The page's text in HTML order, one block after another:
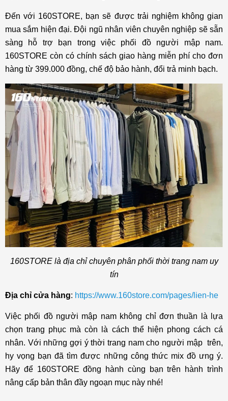
Đến với 160STORE, bạn sẽ được trải nghiệm không gian
mua sắm hiện đại. Đội ngũ nhân viên chuyên nghiệp sẽ sẵn
sàng hỗ trợ bạn trong việc phối đồ người mập nam.
160STORE còn có chính sách giao hàng miễn phí cho đơn
hàng từ 399.000 đồng, chế độ bảo hành, đổi trả minh bạch.
160STORE là địa chỉ chuyên phân phối thời trang nam uy
tín
Địa chỉ cửa hàng: https://www.160store.com/pages/lien-he
Việc phối đồ người mập nam không chỉ đơn thuần là lựa
chọn trang phục mà còn là cách thể hiện phong cách cá
nhân. Với những gợi ý thời trang nam cho người mập trên,
hy vọng bạn đã tìm được những công thức mix đồ ưng ý.
Hãy để 160STORE đồng hành cùng bạn trên hành trình
nâng cấp bản thân đầy ngoạn mục này nhé!